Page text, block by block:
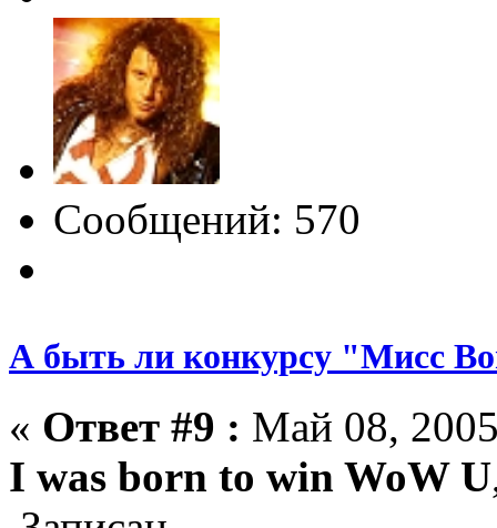
Сообщений: 570
А быть ли конкурсу "Мисс
« Ответ #9 : Май 08,
I was born to win WoW U